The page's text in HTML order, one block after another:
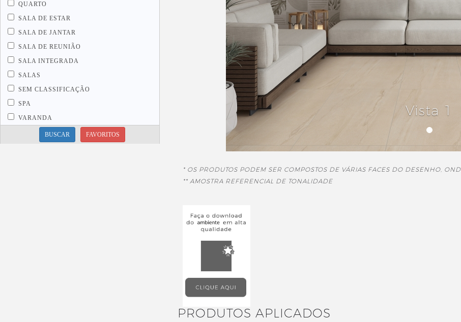
QUARTO
SALA DE ESTAR
SALA DE JANTAR
SALA DE REUNIÃO
SALA INTEGRADA
SALAS
SEM CLASSIFICAÇÃO
SPA
VARANDA
BUSCAR FAVORITOS
Vista 1
* OS PRODUTOS PODEM SER COMPOSTOS DE VÁRIAS FACES DO DESENHO,
** AMOSTRA REFERENCIAL DE TONALIDADE
PRODUTOS APLICADOS